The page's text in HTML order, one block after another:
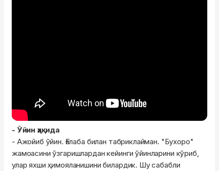
- Ўйин ҳақида
- Ажойиб ўйин. Ғалаба билан табриклайман. "Бухоро"
жамоасини ўзгаришлардан кейинги ўйинларини кўриб,
улар яхши ҳимояланишини билардик. Шу сабабли